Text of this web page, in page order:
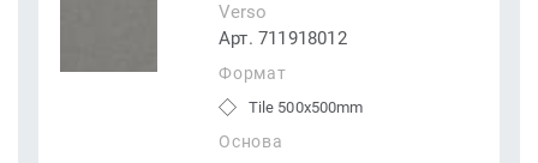
Verso
Арт. 711918012
Формат
Tile 500x500mm
Основа